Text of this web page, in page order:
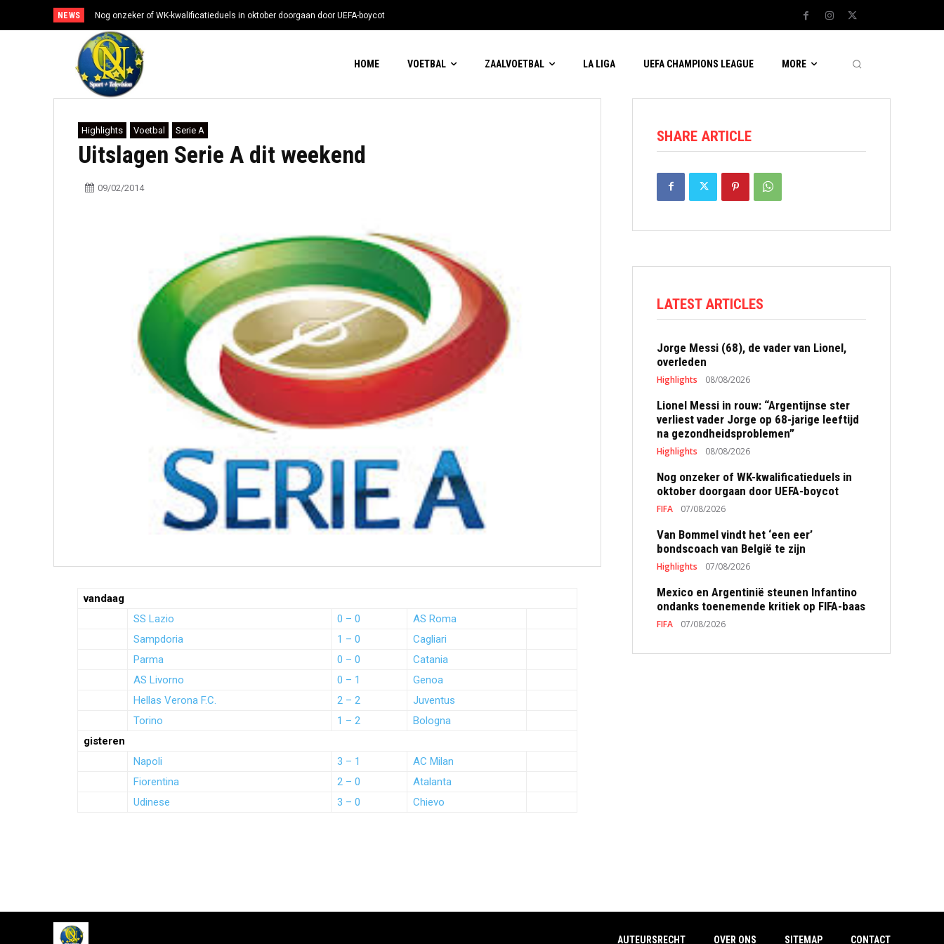
NEWS Nog onzeker of WK-kwalificatieduels in oktober doorgaan door UEFA-boycot
HOME VOETBAL ZAALVOETBAL LA LIGA UEFA CHAMPIONS LEAGUE MORE
Highlights Voetbal Serie A
Uitslagen Serie A dit weekend
09/02/2014
vandaag
SS Lazio
0 – 0
AS Roma
Sampdoria
1 – 0
Cagliari
Parma
0 – 0
Catania
AS Livorno
0 – 1
Genoa
Hellas Verona F.C.
2 – 2
Juventus
Torino
1 – 2
Bologna
gisteren
Napoli
3 – 1
AC Milan
Fiorentina
2 – 0
Atalanta
Udinese
3 – 0 Chievo
SHARE ARTICLE
LATEST ARTICLES
Jorge Messi (68), de vader van Lionel,
overleden
Highlights 08/08/2026
Lionel Messi in rouw: “Argentijnse ster
verliest vader Jorge op 68-jarige leeftijd
na gezondheidsproblemen”
Highlights 08/08/2026
Nog onzeker of WK-kwalificatieduels in
oktober doorgaan door UEFA-boycot
FIFA 07/08/2026
Van Bommel vindt het ‘een eer’
bondscoach van België te zijn
Highlights 07/08/2026
Mexico en Argentinië steunen Infantino
ondanks toenemende kritiek op FIFA-baas
FIFA 07/08/2026
AUTEURSRECHT OVER ONS SITEMAP CONTACT